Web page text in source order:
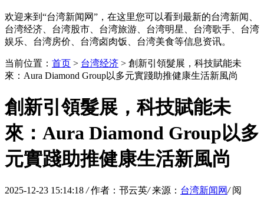
欢迎来到“台湾新闻网”，在这里您可以看到最新的台湾新闻、
台湾经济、台湾股市、台湾旅游、台湾明星、台湾歌手、台湾
娱乐、台湾房价、台湾卤肉饭、台湾美食等信息资讯。
当前位置： 首页 > 台湾经济 > 創新引領髮展，科技賦能未
來：Aura Diamond Group以多元實踐助推健康生活新風尚
創新引領髮展，科技賦能未
來：Aura Diamond Group以多
元實踐助推健康生活新風尚
2025-12-23 15:14:18/ 作者：邗云英/ 来源： 台湾新闻网/ 阅